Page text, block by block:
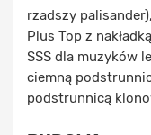
rzadszy
Plus Top z
SSS dla muzyków
ciemną
podstrunnicą